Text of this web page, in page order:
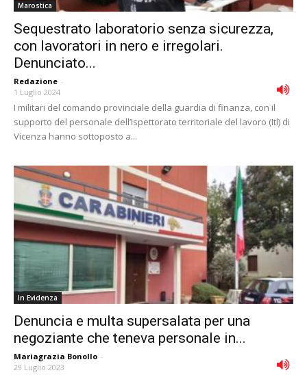
Marostica
Sequestrato laboratorio senza sicurezza,
con lavoratori in nero e irregolari.
Denunciato...
Redazione -
1 Luglio 2024
I militari del comando provinciale della guardia di finanza, con il
supporto del personale dell’Ispettorato territoriale del lavoro (Itl) di
Vicenza hanno sottoposto a...
In Evidenza
Denuncia e multa supersalata per una
negoziante che teneva personale in...
Mariagrazia Bonollo -
29 Luglio 2023